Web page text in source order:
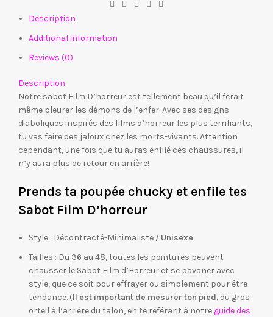
Description
Additional information
Reviews (0)
Description
Notre sabot Film D’horreur est tellement beau qu’il ferait
même pleurer les démons de l’enfer. Avec ses designs
diaboliques inspirés des films d’horreur les plus terrifiants,
tu vas faire des jaloux chez les morts-vivants. Attention
cependant, une fois que tu auras enfilé ces chaussures, il
n’y aura plus de retour en arrière!
Prends ta poupée chucky et enfile tes
Sabot Film D’horreur
Style : Décontracté-Minimaliste / Unisexe.
Tailles : Du 36 au 48, toutes les pointures peuvent
chausser le Sabot Film d’Horreur et se pavaner avec
style, que ce soit pour effrayer ou simplement pour être
tendance. (Il est important de mesurer ton pied, du gros
orteil à l’arrière du talon, en te référant à notre guide des